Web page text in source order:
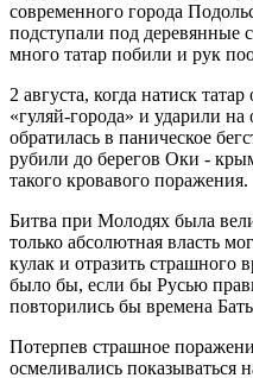
современного города
подступали под деревянные
много татар побили и рук
2 августа, когда натиск
«гуляй-города» и ударили
обратилась в паническое
рубили до берегов Оки -
такого кровавого поражения.
Битва при Молодях была
только абсолютная власть
кулак и отразить страшного
было бы, если бы Русью
повторились бы времена
Потерпев страшное
осмеливались показываться